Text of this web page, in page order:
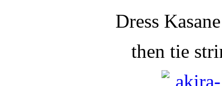
Dress
then tie